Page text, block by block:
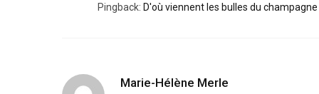
Pingback: D'où viennent les bulles du champagne
Marie-Hélène Merle